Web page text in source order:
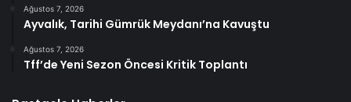
Ağustos 7, 2026
Ayvalık, Tarihi Gümrük Meydanı’na Kavuştu
Ağustos 7, 2026
Tff’de Yeni Sezon Öncesi Kritik Toplantı